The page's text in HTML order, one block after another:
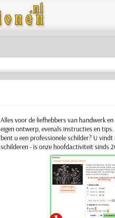
Alles voor de liefhebbers van handwerk
eigen ontwerp, evenals instructies en tips.
bent u een professionele schilder? U
schilderen - is onze hoofdactivi­teit sinds